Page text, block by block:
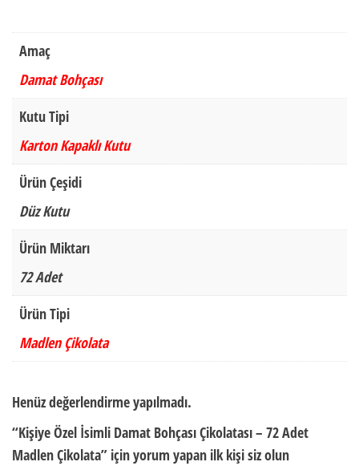
Amaç
Damat Bohçası
Kutu Tipi
Karton Kapaklı Kutu
Ürün Çeşidi
Düz Kutu
Ürün Miktarı
72 Adet
Ürün Tipi
Madlen Çikolata
Henüz değerlendirme yapılmadı.
“Kişiye Özel İsimli Damat Bohçası Çikolatası – 72 Adet
Madlen Çikolata” için yorum yapan ilk kişi siz olun